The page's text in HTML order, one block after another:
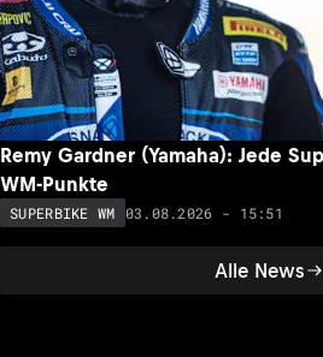
Alle News
Remy Gardner (Yamaha): Jede
WM-Punkte
SUPERBIKE WM 03.08.2026 - 15:51